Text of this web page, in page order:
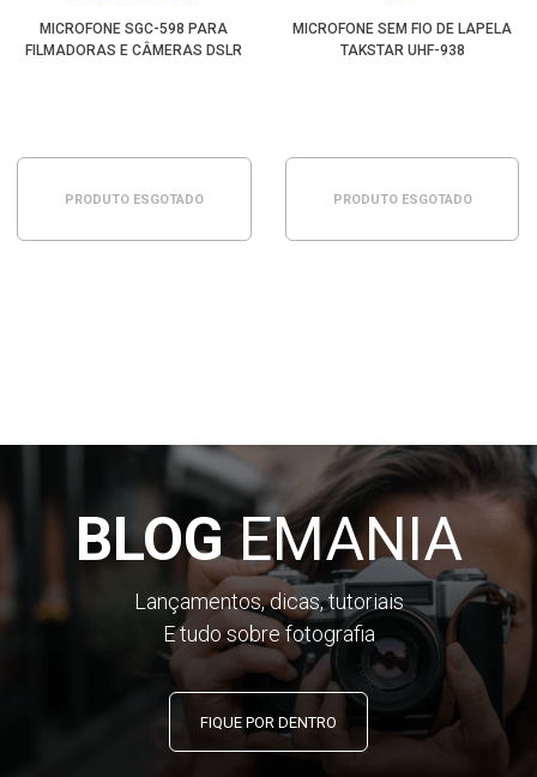
MICROFONE SGC-598 PARA
FILMADORAS E CÂMERAS DSLR
PRODUTO ESGOTADO
MICROFONE SEM FIO DE LAPELA
TAKSTAR UHF-938
PRODUTO ESGOTADO
BLOGEMANIA
Lançamentos, dicas, tutoriais
E tudo sobre fotografia
FIQUE POR DENTRO